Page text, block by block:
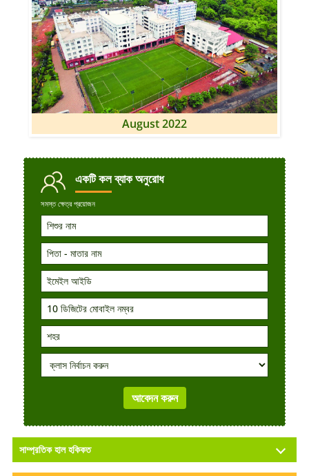
August 2022
একটি কলব্যাক অনুরোধ
সমস্ত ক্ষেত্র প্রয়োজন
সাম্প্রতিক হাল হকিকত